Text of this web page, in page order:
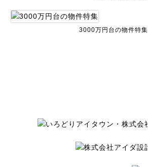
3000万円台の物件特集